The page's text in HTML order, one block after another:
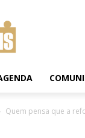
Quem pensa que a